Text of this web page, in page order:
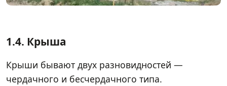
1.4. Крыша
Крыши бывают двух разновидностей —
чердачного и бесчердачного типа.